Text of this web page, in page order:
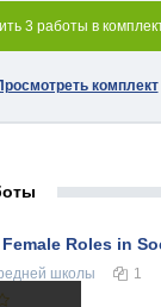
3 работы в
комплект
Roles in
школы 1